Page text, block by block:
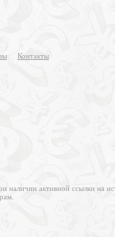
Контакты
наличии активной ссылки на